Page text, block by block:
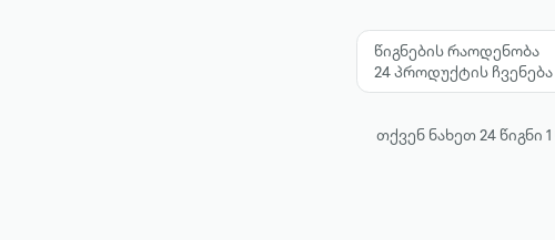
წიგნების რაოდენობა
24 პროდუქტის ჩვენება
თქვენ ნახეთ24წიგნი 1